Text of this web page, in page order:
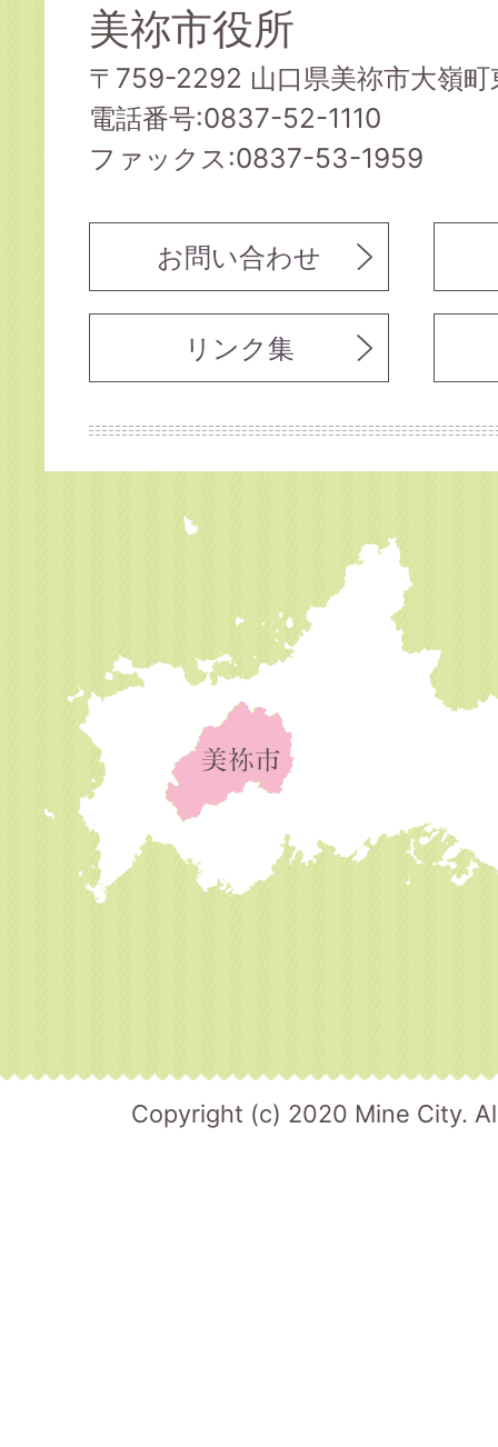
美祢市役所
〒759-2292 山口県美祢市大嶺
電話番号:0837-52-1110
ファックス:0837-53-1959
お問い合わせ
リンク集
Copyright (c) 2020 Mine City.